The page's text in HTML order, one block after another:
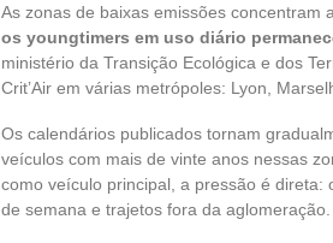
As zonas de baixas emissões concentram
os youngtimers em uso diário
ministério da Transição Ecológica e dos
Crit’Air em várias metrópoles: Lyon,
Os calendários publicados tornam
veículos com mais de vinte anos nessas
como veículo principal, a pressão é
de semana e trajetos fora da aglomeração.